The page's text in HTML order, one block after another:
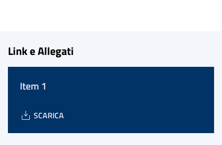
Link e Allegati
Item 1
SCARICA